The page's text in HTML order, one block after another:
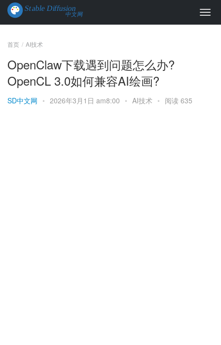
首页 AI技术
OpenClaw下载遇到问题怎么办?
OpenCL 3.0如何兼容AI绘画?
SD中文网 • 2026年3月1日 am8:00 • AI技术 • 阅读 635